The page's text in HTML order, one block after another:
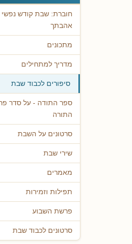
חוברת: שבת קודש נפשי
אהבתך
מתכונים
מדריך למתחילים
סיפורים לכבוד שבת
ספר התודה - על סדר
התורה
סרטונים על השבת
שירי שבת
מאמרים
תפילות וזמירות
פרשת השבוע
סרטונים לכבוד שבת